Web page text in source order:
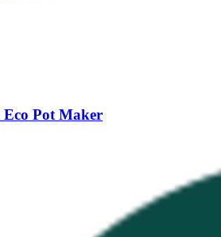
Eco Pot Maker